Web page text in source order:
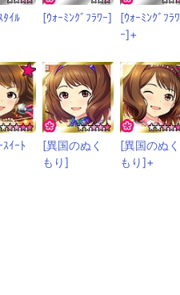
ﾀｲﾙ
[ｳｫｰﾐﾝｸﾞﾌﾗﾜｰ]
[ｳｫｰﾐﾝｸﾞﾌﾗﾜ
ｰ]+
ｽｲｰﾄ
[異国のぬく
もり]
[異国のぬく
もり]+